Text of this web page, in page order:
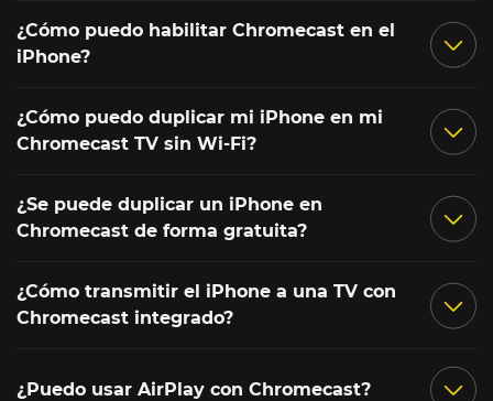
¿Cómo puedo habilitar Chromecast en el
iPhone?
¿Cómo puedo duplicar mi iPhone en mi
Chromecast TV sin Wi-Fi?
¿Se puede duplicar un iPhone en
Chromecast de forma gratuita?
¿Cómo transmitir el iPhone a una TV con
Chromecast integrado?
¿Puedo usar AirPlay con Chromecast?